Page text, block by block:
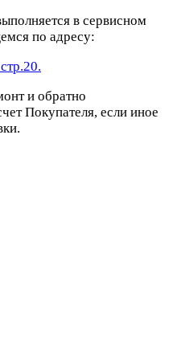
в сервисном
по адресу:
и обратно
Покупателя, если иное